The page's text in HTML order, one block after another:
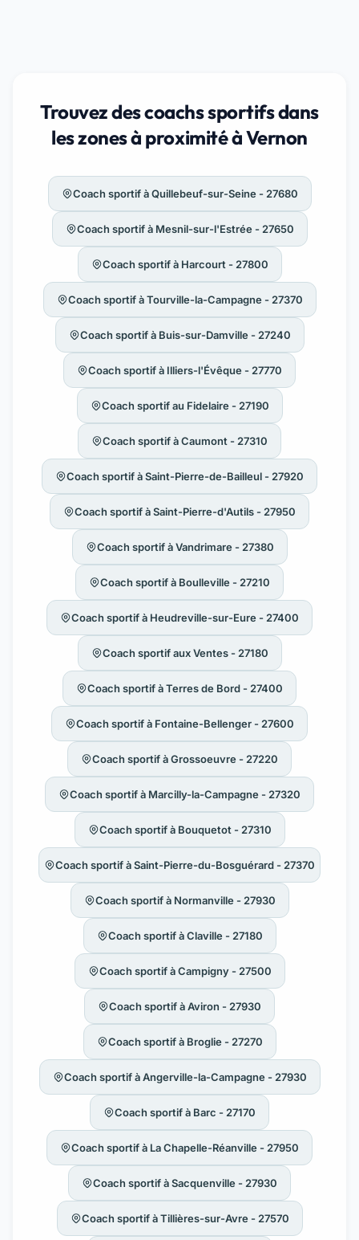
Trouvez des coachs sportifs dans
les zones à proximité à Vernon
Coach sportif à Quillebeuf-sur-Seine - 27680
Coach sportif à Mesnil-sur-l'Estrée - 27650
Coach sportif à Harcourt - 27800
Coach sportif à Tourville-la-Campagne - 27370
Coach sportif à Buis-sur-Damville - 27240
Coach sportif à Illiers-l'Évêque - 27770
Coach sportif au Fidelaire - 27190
Coach sportif à Caumont - 27310
Coach sportif à Saint-Pierre-de-Bailleul - 27920
Coach sportif à Saint-Pierre-d'Autils - 27950
Coach sportif à Vandrimare - 27380
Coach sportif à Boulleville - 27210
Coach sportif à Heudreville-sur-Eure - 27400
Coach sportif aux Ventes - 27180
Coach sportif à Terres de Bord - 27400
Coach sportif à Fontaine-Bellenger - 27600
Coach sportif à Grossoeuvre - 27220
Coach sportif à Marcilly-la-Campagne - 27320
Coach sportif à Bouquetot - 27310
Coach sportif à Saint-Pierre-du-Bosguérard - 27370
Coach sportif à Normanville - 27930
Coach sportif à Claville - 27180
Coach sportif à Campigny - 27500
Coach sportif à Aviron - 27930
Coach sportif à Broglie - 27270
Coach sportif à Angerville-la-Campagne - 27930
Coach sportif à Barc - 27170
Coach sportif à La Chapelle-Réanville - 27950
Coach sportif à Sacquenville - 27930
Coach sportif à Tillières-sur-Avre - 27570